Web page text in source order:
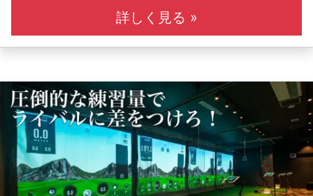
★コースレッスンも毎月20回以上開催中！
★ステップゴルフ認定コーチによるレッスン
詳しく見る »